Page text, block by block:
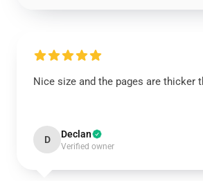
Nice size and the pages are thicker
D Declan
Verified owner